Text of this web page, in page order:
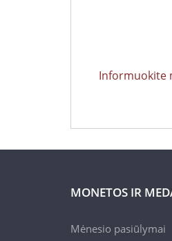
Informuokite
MONETOS IR
Mėnesio pasiūlymai